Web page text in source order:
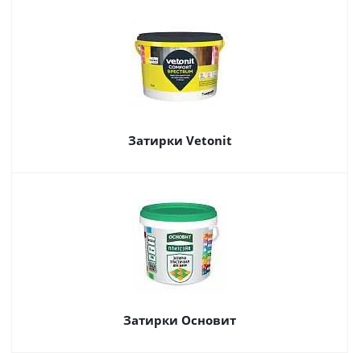
Затирки Vetonit
Затирки Основит